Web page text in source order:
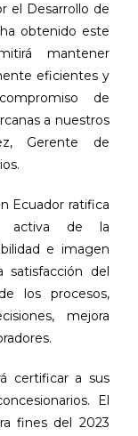
el Desarrollo de
obtenido este
mantener
eficientes y
de
a nuestros
Gerente de
Ecuador ratifica
activa de la
e imagen
del
los procesos,
mejora
certificar a sus
El
fines del 2023